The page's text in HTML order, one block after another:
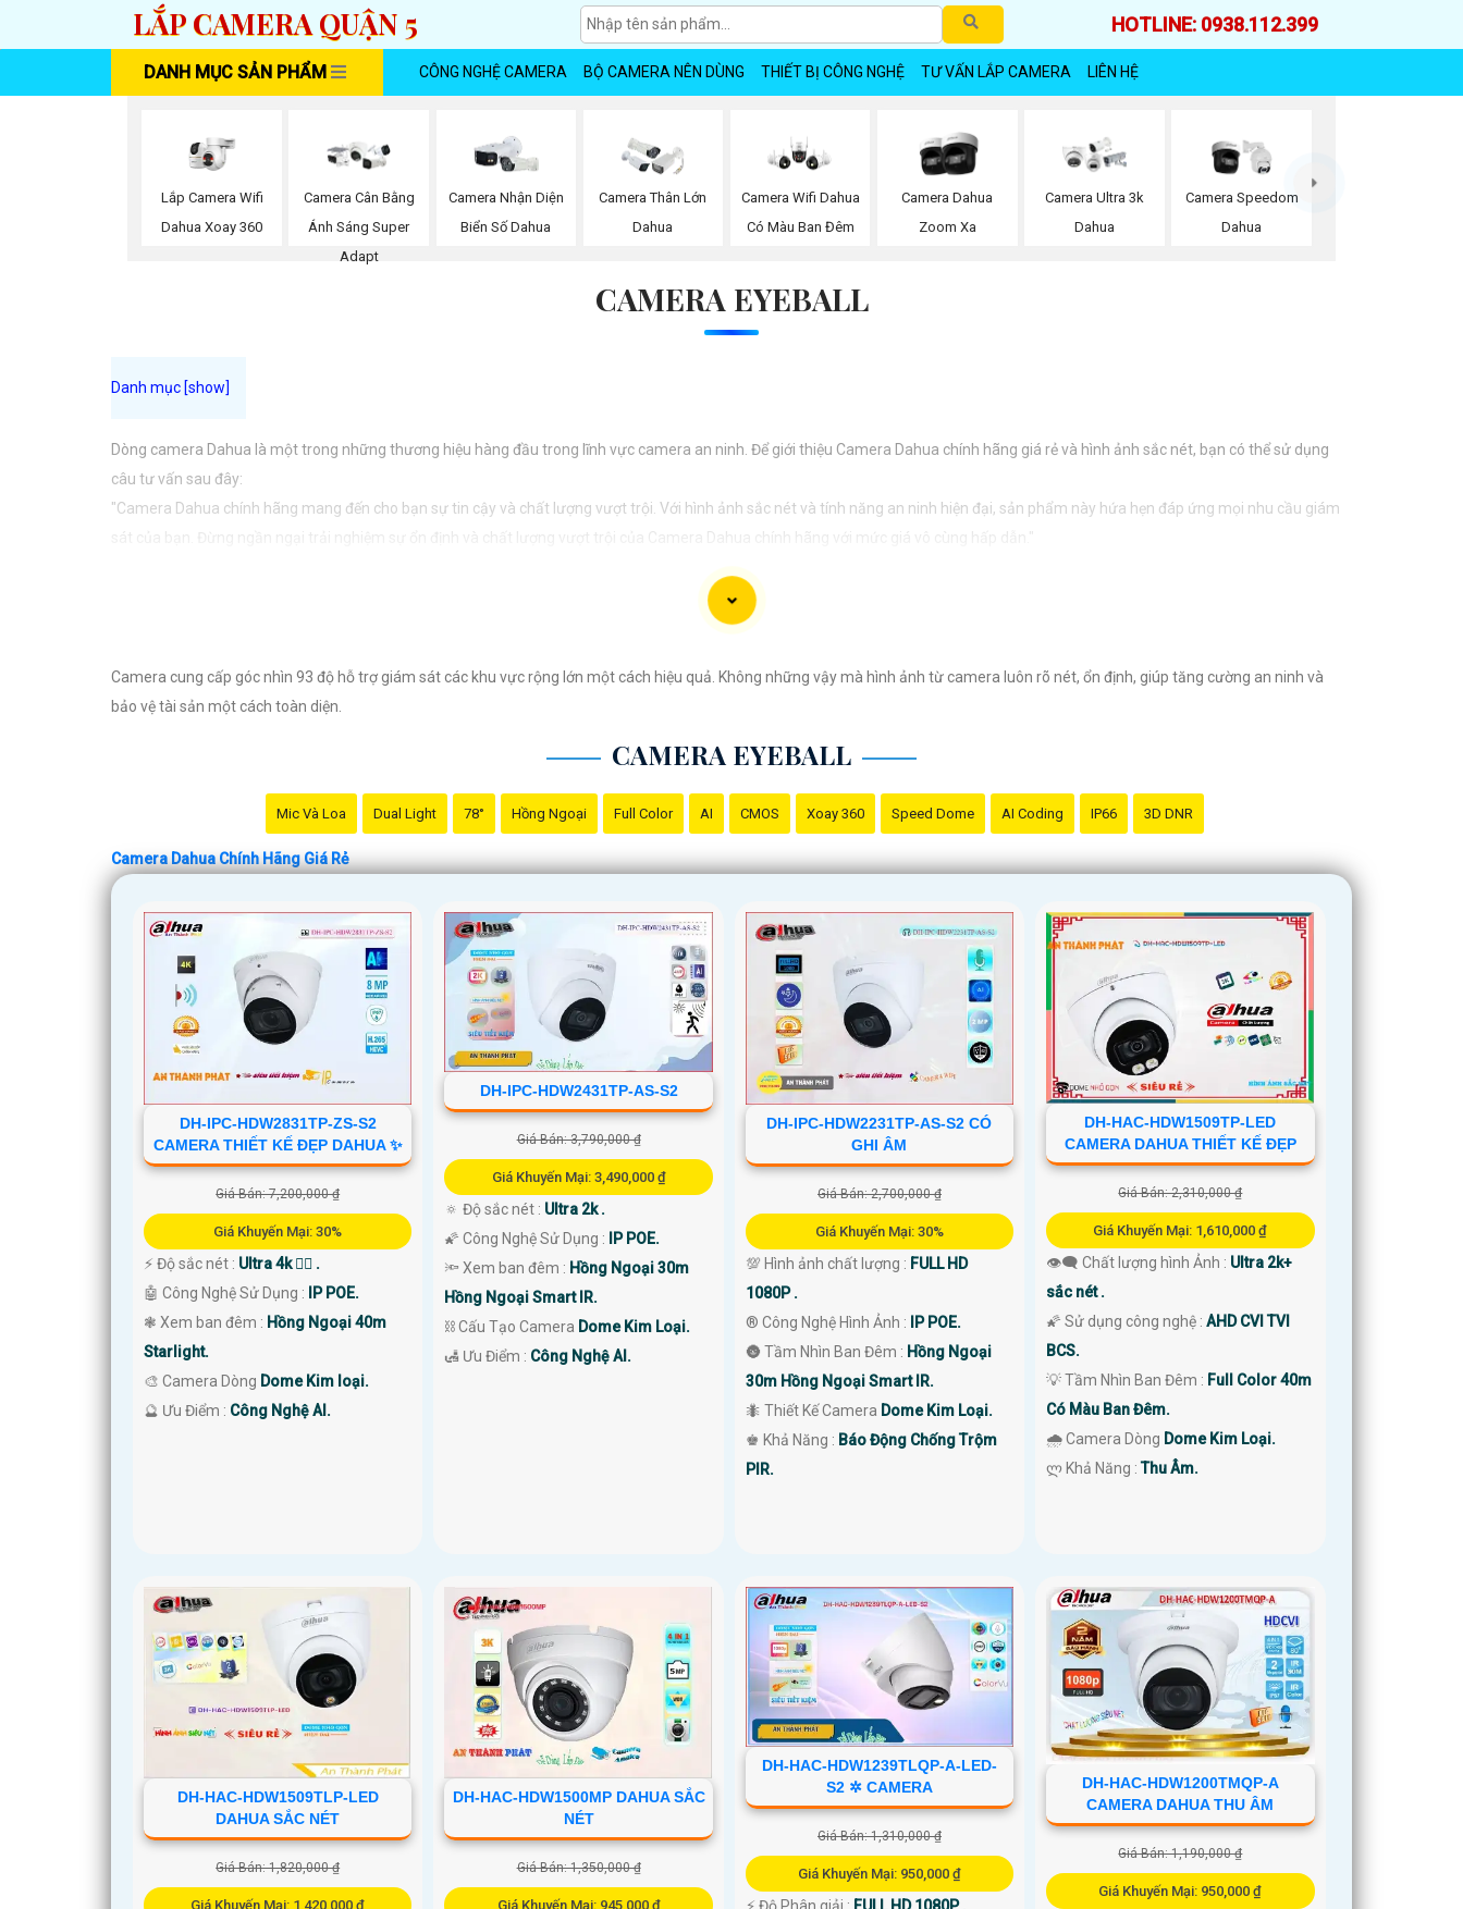
LẮP CAMERA QUẬN 5 HOTLINE: 0938.112.399
DANH MỤC SẢN PHẨM CÔNG NGHỆ CAMERA BỘ CAMERA NÊN DÙNG THIẾT BỊ CÔNG NGHỆ TƯ VẤN LẮP CAMERA LIÊN HỆ
Lắp Camera Wifi
Dahua Xoay 360
Camera Cân Bằng
Ánh Sáng Super
Adapt
Camera Nhận Diện
Biển Số Dahua
Camera Thân Lớn
Dahua
Camera Wifi Dahua
Có Màu Ban Đêm
Camera Dahua
Zoom Xa
Camera Ultra 3k
Dahua
Camera Speedom
Dahua
CAMERA EYEBALL
Dòng camera Dahua là một trong những thương hiệu hàng đầu trong lĩnh vực camera an ninh. Để giới thiệu Camera Dahua chính hãng giá rẻ và hình ảnh sắc nét, bạn có thể sử dụng
câu tư vấn sau đây:
"Camera Dahua chính hãng mang đến cho bạn sự tin cậy và chất lượng vượt trội. Với hình ảnh sắc nét và tính năng an ninh hiện đại, sản phẩm này hứa hẹn đáp ứng mọi nhu cầu giám
sát của bạn. Đừng ngần ngại trải nghiệm sự ổn định và chất lượng vượt trội của Camera Dahua chính hãng với mức giá vô cùng hấp dẫn."
Camera cung cấp góc nhìn 93 độ hỗ trợ giám sát các khu vực rộng lớn một cách hiệu quả. Không những vậy mà hình ảnh từ camera luôn rõ nét, ổn định, giúp tăng cường an ninh và
bảo vệ tài sản một cách toàn diện.
CAMERA EYEBALL
Mic Và Loa Dual Light 78° Hồng Ngoại Full Color AI CMOS Xoay 360 Speed Dome AI Coding IP66 3D DNR
Camera Dahua Chính Hãng Giá Rẻ
DH-IPC-HDW2831TP-ZS-S2
CAMERA THIẾT KẾ ĐẸP DAHUA ✨
Giá Bán: 7,200,000 ₫
Giá Khuyến Mại: 30%
️⚡ Độ sắc nét : Ultra 4k 👍🏾 .
🤖️ Công Nghệ Sử Dụng :
IP POE.
❃ Xem ban đêm : Hồng Ngoại 40m
Starlight.
🎨 Camera Dòng Dome Kim loại.
️🔮 Ưu Điểm : Công Nghệ AI.
DH-IPC-HDW2431TP-AS-S2
Giá Bán: 3,790,000 ₫
Giá Khuyến Mại: 3,490,000 ₫
🔅 Độ sắc nét : Ultra 2k .
🌠 Công Nghệ Sử Dụng :
IP POE.
🔦 Xem ban đêm : Hồng Ngoại 30m
Hồng Ngoại Smart IR.
⛓ Cấu Tạo Camera Dome Kim Loại.
️🛃 Ưu Điểm : Công Nghệ AI.
DH-IPC-HDW2231TP-AS-S2 CÓ
GHI ÂM
Giá Bán: 2,700,000 ₫
Giá Khuyến Mại: 30%
💯 Hình ảnh chất lượng : FULL HD
1080P .
®️ Công Nghệ Hình Ảnh :
IP POE.
🌚 Tầm Nhìn Ban Đêm : Hồng Ngoại
30m Hồng Ngoại Smart IR.
🐜 Thiết Kế Camera Dome Kim Loại.
️♚ Khả Năng : Báo Động Chống Trộm
PIR.
DH-HAC-HDW1509TP-LED
CAMERA DAHUA THIẾT KẾ ĐẸP
Giá Bán: 2,310,000 ₫
Giá Khuyến Mại: 1,610,000 ₫
👁️‍🗨 Chất lượng hình Ảnh : Ultra 2k+
sắc nét .
🌠 Sử dụng công nghệ :AHD CVI TVI
BCS.
💡 Tầm Nhìn Ban Đêm : Full Color 40m
Có Màu Ban Đêm.
🌧️ Camera Dòng Dome Kim Loại.
️ლ Khả Năng :Thu Âm.
DH-HAC-HDW1509TLP-LED
DAHUA SẮC NÉT
Giá Bán: 1,820,000 ₫
Giá Khuyến Mại: 1,420,000 ₫
DH-HAC-HDW1500MP DAHUA SẮC
NÉT
Giá Bán: 1,350,000 ₫
Giá Khuyến Mại: 945,000 ₫
DH-HAC-HDW1239TLQP-A-LED-
S2 ✲ CAMERA
Giá Bán: 1,310,000 ₫
Giá Khuyến Mại: 950,000 ₫
DH-HAC-HDW1200TMQP-A
CAMERA DAHUA THU ÂM
Giá Bán: 1,190,000 ₫
Giá Khuyến Mại: 950,000 ₫